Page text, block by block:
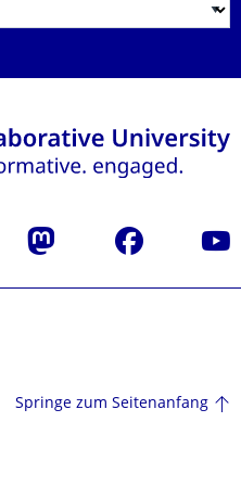
Mastodon Facebook
Springe zum Seitenanfang